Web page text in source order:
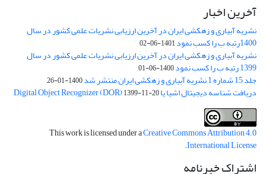
آخرین اخبار
نشریه آبیاری و زهکشی ایران در آخرین ارزیابی نشریات علمی کشور در سال
1400رتبه ب را کسب نمود 1401-06-02
نشریه آبیاری و زهکشی ایران در آخرین ارزیابی نشریات علمی کشور در سال
1399 رتبه ب را کسب نمود 1400-06-01
جلد 15 شماره 1 نشریه آبیاری و زهکشی ایران منتشر شد 1400-01-26
دریافت شناسه دیجیتال اشیا یا Digital Object Recognizer (DOR)1399-11-20
This work is licensed under aCreative Commons Attribution 4.0
International License
.
اشتراک خبرنامه